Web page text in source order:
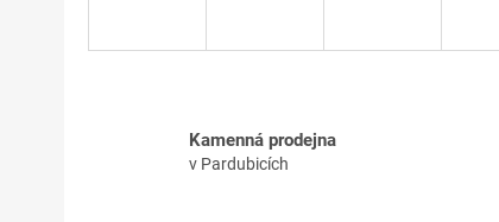
Kamenná prodejna
v Pardubicích